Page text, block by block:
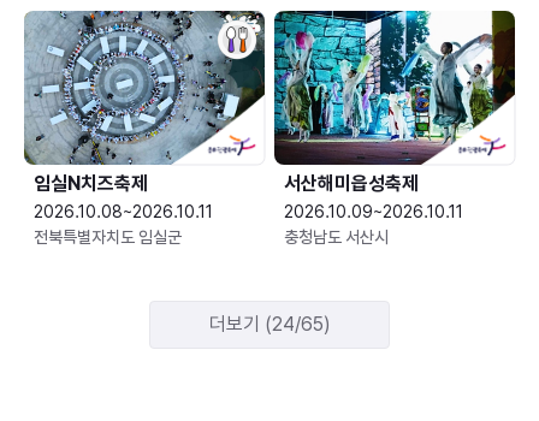
임실N치즈축제
2026.10.08~2026.10.11
전북특별자치도 임실군
서산해미읍성축제
2026.10.09~2026.10.11
충청남도 서산시
더보기 (24/65)